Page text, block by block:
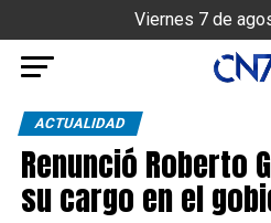
Viernes 7 de
ACTUALIDAD
Renunció Roberto
su cargo en el